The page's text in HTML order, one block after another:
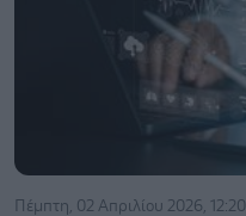
Πέμπτη, 02 Απριλίου 2026, 12:20